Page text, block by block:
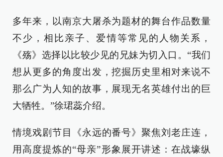
多年来，以南京大屠杀为题材的舞台作品数量
不少，相比亲子、爱情等常见的人物关系，
《殇》选择以比较少见的兄妹为切入口。“我们
想从更多的角度出发，挖掘历史里相对来说不
那么广为人知的故事，展现无名英雄付出的巨
大牺牲。”徐珺蕊介绍。
情境戏剧节目《永远的番号》聚焦刘老庄连，
用高度提炼的“母亲”形象展开讲述：在战壕纵